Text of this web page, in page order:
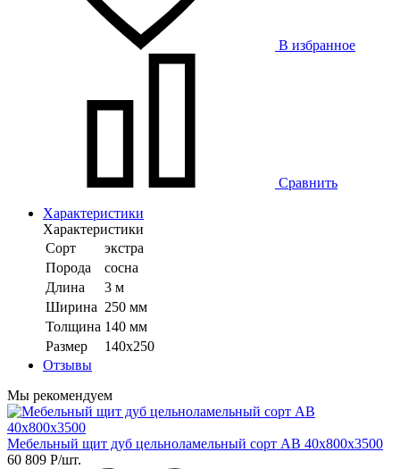
В избранное
Сравнить
Характеристики
Характеристики
Сорт
экстра
Порода
сосна
Длина
3 м
Ширина 250 мм
Толщина 140 мм
Размер
140х250
Отзывы
Мы рекомендуем
Мебельный щит дуб цельноламельный сорт АВ 40х800х3500
60 809 Р/шт.